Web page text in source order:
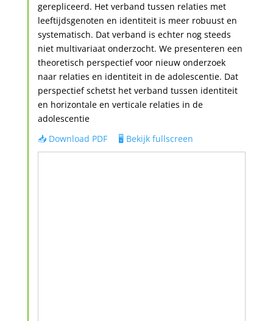
gerepliceerd. Het verband tussen relaties met
leeftijdsgenoten en identiteit is meer robuust en
systematisch. Dat verband is echter nog steeds
niet multivariaat onderzocht. We presenteren een
theoretisch perspectief voor nieuw onderzoek
naar relaties en identiteit in de adolescentie. Dat
perspectief schetst het verband tussen identiteit
en horizontale en verticale relaties in de
adolescentie
📥 Download PDF
🖥️ Bekijk fullscreen